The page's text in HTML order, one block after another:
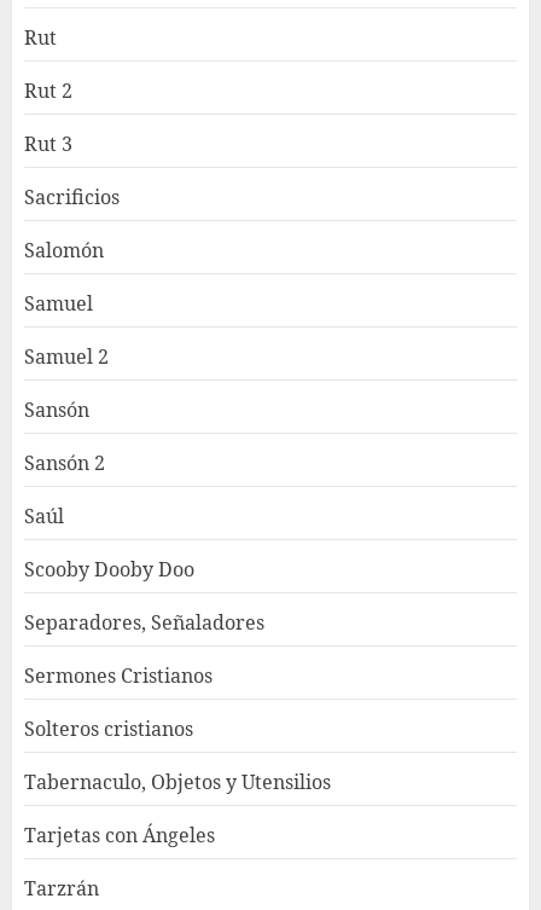
Rut
Rut 2
Rut 3
Sacrificios
Salomón
Samuel
Samuel 2
Sansón
Sansón 2
Saúl
Scooby Dooby Doo
Separadores, Señaladores
Sermones Cristianos
Solteros cristianos
Tabernaculo, Objetos y Utensilios
Tarjetas con Ángeles
Tarzrán